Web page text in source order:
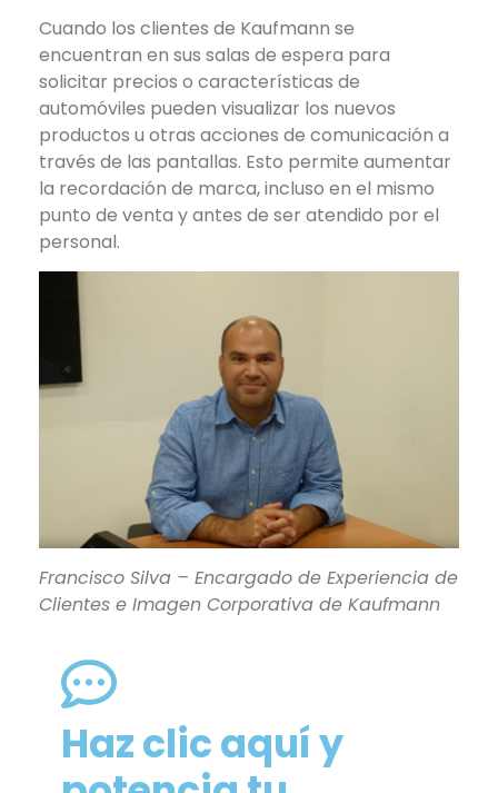
Cuando los clientes de Kaufmann se
encuentran en sus salas de espera para
solicitar precios o características de
automóviles pueden visualizar los nuevos
productos u otras acciones de comunicación a
través de las pantallas. Esto permite aumentar
la recordación de marca, incluso en el mismo
punto de venta y antes de ser atendido por el
personal.
Francisco Silva – Encargado de Experiencia de
Clientes e Imagen Corporativa de Kaufmann
Haz clic aquí y